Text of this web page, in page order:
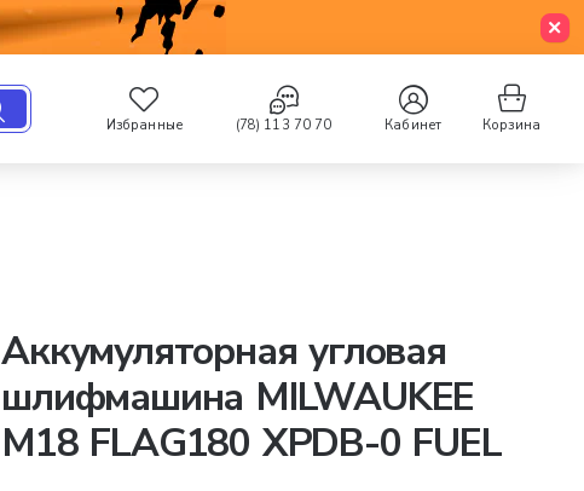
Избранные (78) 113 70 70 Кабинет Корзина
Аккумуляторная угловая
шлифмашина MILWAUKEE
M18 FLAG180 XPDB-0 FUEL